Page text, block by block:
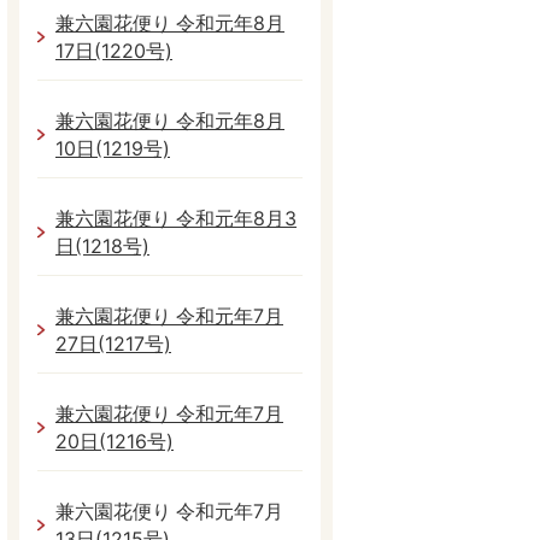
兼六園花便り 令和元年8月
17日(1220号)
兼六園花便り 令和元年8月
10日(1219号)
兼六園花便り 令和元年8月3
日(1218号)
兼六園花便り 令和元年7月
27日(1217号)
兼六園花便り 令和元年7月
20日(1216号)
兼六園花便り 令和元年7月